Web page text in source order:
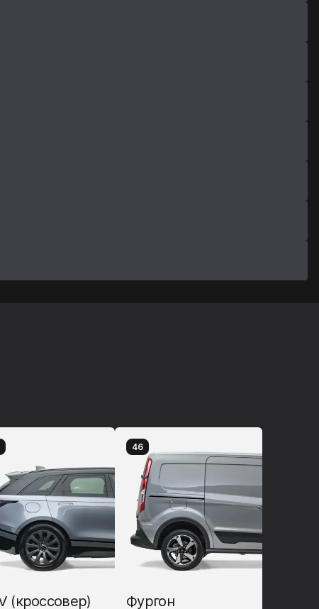
(кроссовер)
46
Фургон